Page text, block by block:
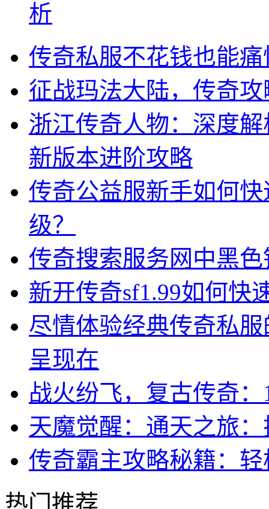
析
传奇私服不花钱也能
征战玛法大陆，传奇
浙江传奇人物：深度
新版本进阶攻略
传奇公益服新手如何
级？
传奇搜索服务网中黑
新开传奇sf1.99如何快
尽情体验经典传奇私
呈现在
战火纷飞，复古传奇
天魔觉醒：通天之旅
传奇霸主攻略秘籍：
热门推荐